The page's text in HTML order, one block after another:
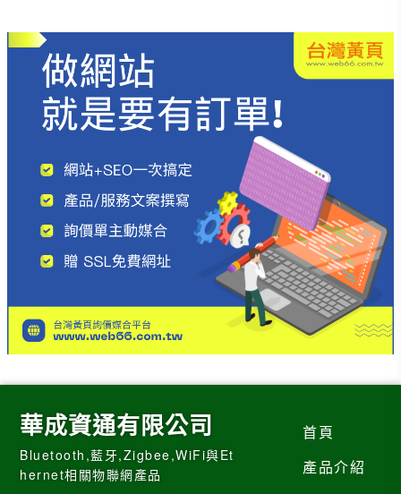
華成資通有限公司
Bluetooth,藍牙,Zigbee,WiFi與Et
hernet相關物聯網產品
首頁
產品介紹